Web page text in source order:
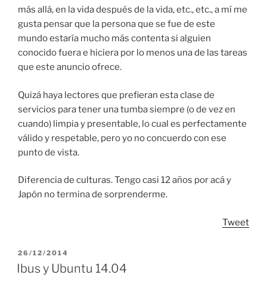
más allá, en la vida después de la vida, etc., etc., a mí me
gusta pensar que la persona que se fue de este
mundo estaría mucho más contenta si alguien
conocido fuera e hiciera por lo menos una de las tareas
que este anuncio ofrece.
Quizá haya lectores que prefieran esta clase de
servicios para tener una tumba siempre (o de vez en
cuando) limpia y presentable, lo cual es perfectamente
válido y respetable, pero yo no concuerdo con ese
punto de vista.
Diferencia de culturas. Tengo casi 12 años por acá y
Japón no termina de sorprenderme.
Tweet
POSTED
ON
26/12/2014
Ibus y Ubuntu 14.04